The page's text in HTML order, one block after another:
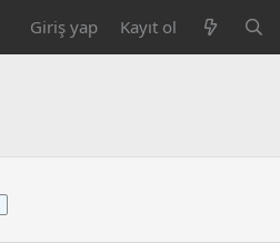
Giriş yap Kayıt ol